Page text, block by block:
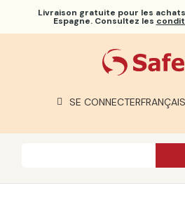
Livraison gratuite pour les
Espagne. Consultez les
SE CONNECTERFRANÇAIS
À PROPOS DE NOUS